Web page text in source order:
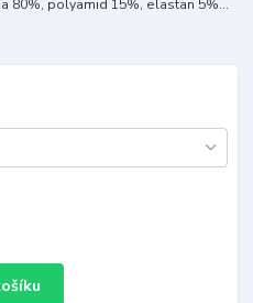
80%, polyamid 15%, elastan 5%...